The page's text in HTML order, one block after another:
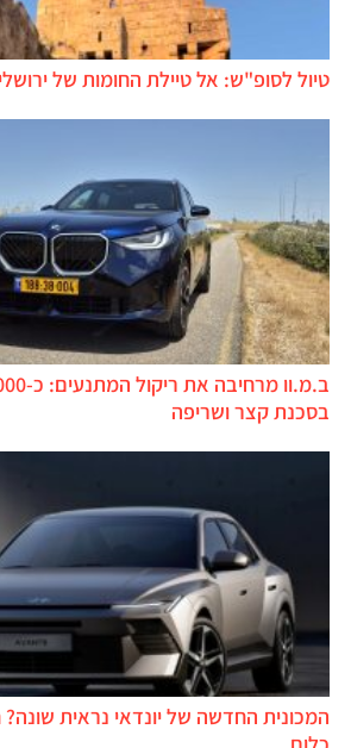
טיול לסופ"ש: אל טיילת החומות של
בסכנת קצר ושריפה
המכונית החדשה של יונדאי נראית